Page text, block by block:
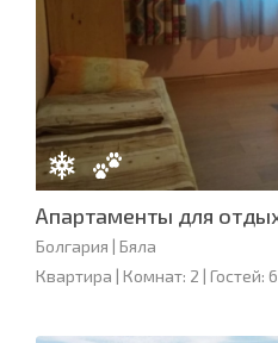
Апартаменты для
Болгария | Бяла
Квартира | Комнат: 2 | Гостей: 6